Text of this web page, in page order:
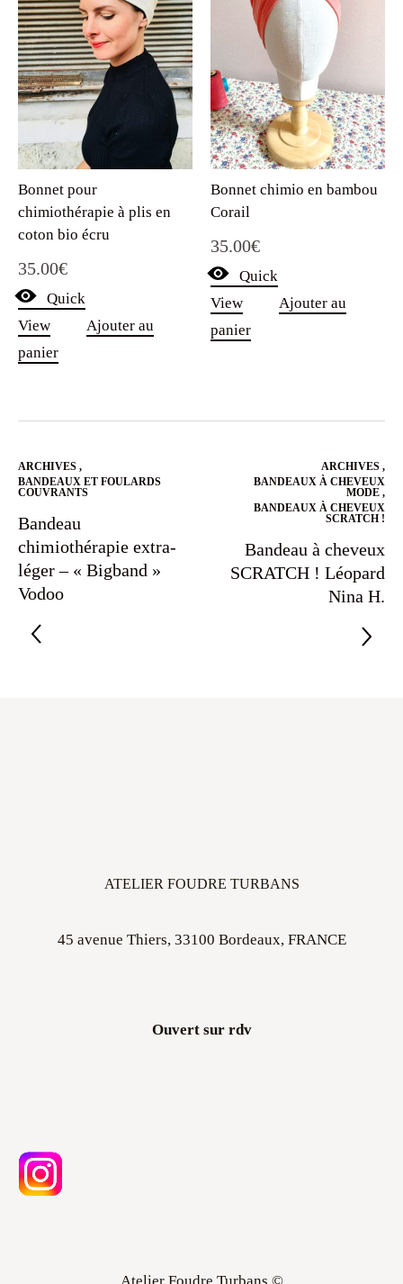
Bonnet pour
chimiothérapie à plis en
coton bio écru
35.00€
Quick
View
Ajouter au
panier
Bonnet chimio en bambou
Corail
35.00€
Quick
View
Ajouter au
panier
ARCHIVES ,
BANDEAUX ET FOULARDS
COUVRANTS
Bandeau
chimiothérapie extra-
léger – « Bigband »
Vodoo
ARCHIVES ,
BANDEAUX À CHEVEUX
MODE ,
BANDEAUX À CHEVEUX
SCRATCH !
Bandeau à cheveux
SCRATCH ! Léopard
Nina H.
ATELIER FOUDRE TURBANS
45 avenue Thiers, 33100 Bordeaux, FRANCE
Ouvert sur rdv
Atelier Foudre Turbans ©